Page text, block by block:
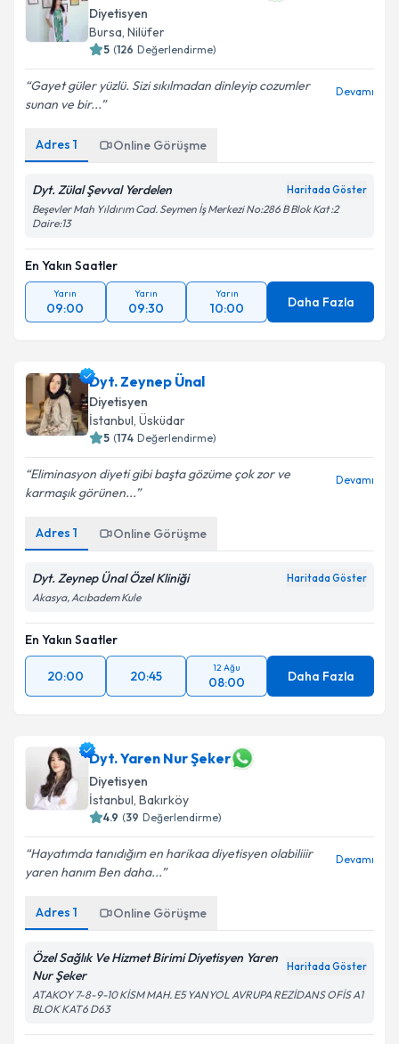
Diyetisyen
Bursa, Nilüfer
5 (126 Değerlendirme)
Gayet güler yüzlü. Sizi sıkılmadan dinleyip cozumler
sunan ve bir...
Devamı
Adres 1 Online Görüşme
Dyt. Zülal Şevval Yerdelen Haritada Göster
Beşevler Mah Yıldırım Cad. Seymen İş Merkezi No:286 B Blok Kat :2
Daire:13
En Yakın Saatler
Yarın
09:00
Yarın
09:30
Yarın
10:00 Daha Fazla
Dyt. Zeynep Ünal
Diyetisyen
İstanbul, Üsküdar
5 (174 Değerlendirme)
Eliminasyon diyeti gibi başta gözüme çok zor ve
karmaşık görünen...
Devamı
Adres 1 Online Görüşme
Dyt. Zeynep Ünal Özel Kliniği Haritada Göster
Akasya, Acıbadem Kule
En Yakın Saatler
20:00 20:45
12 Ağu
08:00 Daha Fazla
Dyt. Yaren Nur Şeker
Diyetisyen
İstanbul, Bakırköy
4.9 (39 Değerlendirme)
Hayatımda tanıdığım en harikaa diyetisyen olabiliiir
yaren hanım Ben daha...
Devamı
Adres 1 Online Görüşme
Özel Sağlık Ve Hizmet Birimi Diyetisyen Yaren
Nur Şeker
Haritada Göster
ATAKOY 7-8-9-10 KİSM MAH. E5 YANYOL AVRUPA REZİDANS OFİS A1
BLOK KAT6 D63